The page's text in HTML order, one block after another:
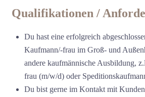
Qualifikationen /
Du hast eine erfolgreich
Kaufmann/-frau im Groß- und
andere kaufmännische Ausbildung,
frau (m/w/d) oder
Du bist gerne im Kontakt mit